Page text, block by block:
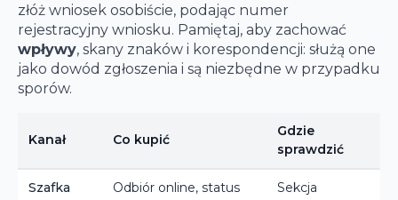
złóż wniosek osobiście, podając numer
rejestracyjny wniosku. Pamiętaj, aby zachować
wpływy, skany znaków i korespondencji: służą one
jako dowód zgłoszenia i są niezbędne w przypadku
sporów.
Kanał Co kupić
Gdzie
sprawdzić
Szafka
Odbiór online, status
Sekcja